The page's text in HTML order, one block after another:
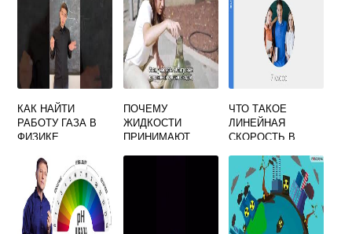
КАК НАЙТИ
РАБОТУ ГАЗА В
ФИЗИКЕ
ПОЧЕМУ
ЖИДКОСТИ
ПРИНИМАЮТ
ЧТО ТАКОЕ
ЛИНЕЙНАЯ
СКОРОСТЬ В